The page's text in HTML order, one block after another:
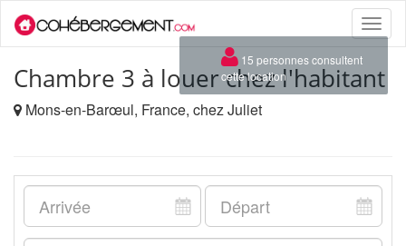
Toggle
Chambre 3 à louer chez l'habitant
Mons-en-Barœul, France, chez Juliet
×
15 personnes consultent
cette location